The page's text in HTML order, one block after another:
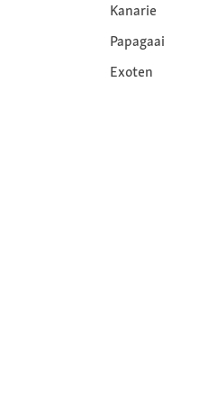
Kanarie
Papagaai
Exoten